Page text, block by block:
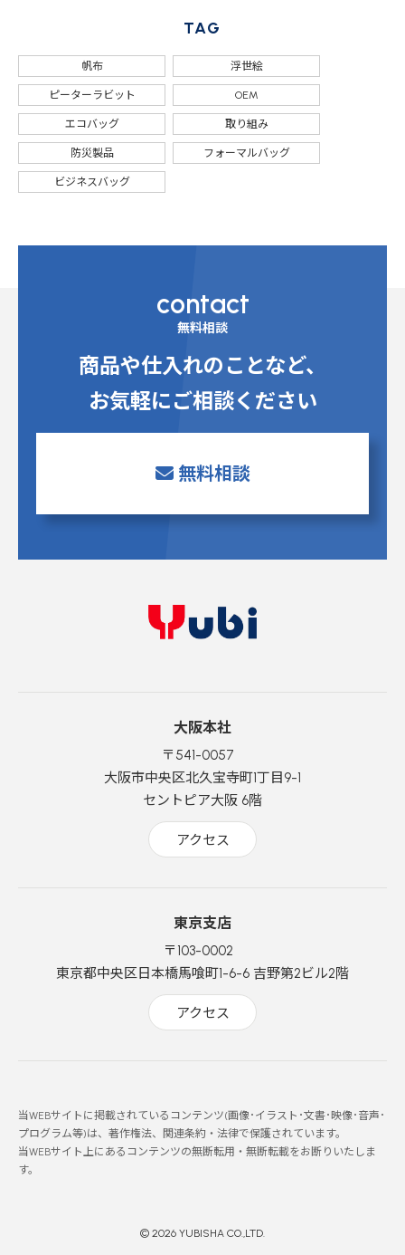
TAG
帆布 浮世絵
ピーターラビット OEM
エコバッグ 取り組み
防災製品 フォーマルバッグ
ビジネスバッグ
contact
無料相談
商品や仕入れのことなど、
お気軽にご相談ください
無料相談
大阪本社
〒541-0057
大阪市中央区北久宝寺町1丁目9-1
セントピア大阪 6階
アクセス
東京支店
〒103-0002
東京都中央区日本橋馬喰町1-6-6 吉野第2ビル2階
アクセス
当WEBサイトに掲載されているコンテンツ(画像･イラスト･文書･映像･音声･
プログラム等)は、著作権法、関連条約・法律で保護されています。
当WEBサイト上にあるコンテンツの無断転用・無断転載をお断りいたしま
す。
© 2026 YUBISHA CO.,LTD.